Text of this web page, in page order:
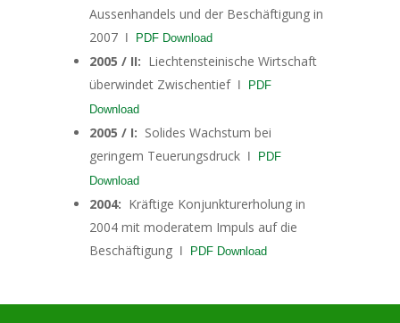
Aussenhandels und der Beschäftigung in
2007
PDF Download
2005 / II: Liechtensteinische Wirtschaft
überwindet Zwischentief
PDF
Download
2005 / I: Solides Wachstum bei
geringem Teuerungsdruck
PDF
Download
2004: Kräftige Konjunkturerholung in
2004 mit moderatem Impuls auf die
Beschäftigung
PDF Download